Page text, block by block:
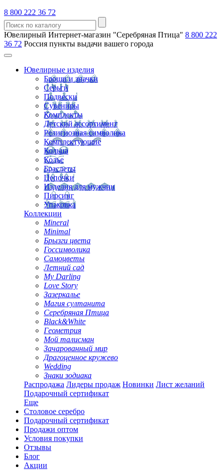
8 800 222 36 72
Ювелирный Интернет-магазин "Серебряная Птица" 8 800 222
36 72 Россия пункты выдачи вашего города
Ювелирные изделия
Броши и значки
Серьги
Подвески
Сувениры
Комплекты
Детский ассортимент
Религиозная символика
Комплектующие
Кольца
Колье
Браслеты
Цепочки
Изделия для мужчин
Пирсинг
Упаковка
Коллекции
Mineral
Minimal
Брызги цвета
Госсимволика
Самоцветы
Летний сад
My Darling
Love Story
Зазеркалье
Магия султанита
Серебряная Птица
Black&White
Геометрия
Мой талисман
Зачарованный мир
Драгоценное кружево
Wedding
Знаки зодиака
Распродажа Лидеры продаж Новинки Лист желаний
Подарочный сертификат
Еще
Столовое серебро
Подарочный сертификат
Продажи оптом
Условия покупки
Отзывы
Блог
Акции